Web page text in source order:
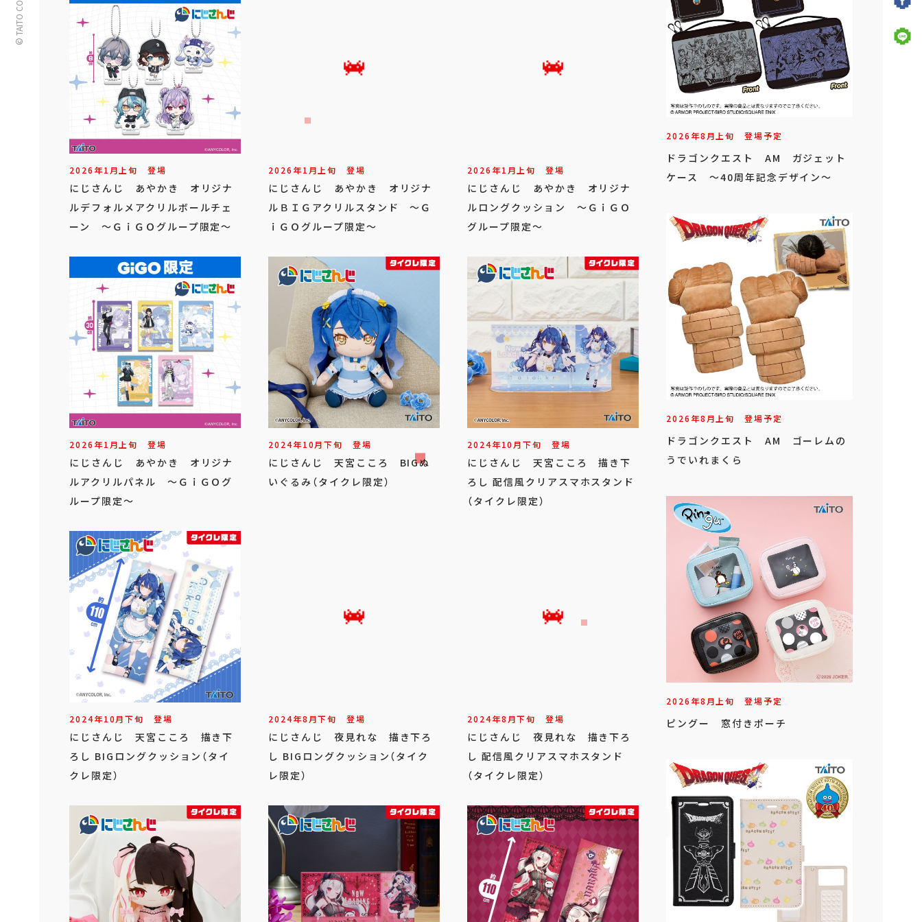
2026年1月上旬 登場
にじさんじ あやかき オリジナ
ルデフォルメアクリルボールチェ
ーン ～ＧｉＧＯグループ限定～
2026年1月上旬 登場
にじさんじ あやかき オリジナ
ルＢＩＧアクリルスタンド ～Ｇ
ｉＧＯグループ限定～
2026年1月上旬 登場
にじさんじ あやかき オリジナ
ルロングクッション ～ＧｉＧＯ
グループ限定～
2026年1月上旬 登場
にじさんじ あやかき オリジナ
ルアクリルパネル ～ＧｉＧＯグ
ループ限定～
2024年10月下旬 登場
にじさんじ 天宮こころ BIGぬ
いぐるみ（タイクレ限定）
2024年10月下旬 登場
にじさんじ 天宮こころ 描き下
ろし 配信風クリアスマホスタンド
（タイクレ限定）
2024年10月下旬 登場
にじさんじ 天宮こころ 描き下
ろし BIGロングクッション（タイ
クレ限定）
2024年8月下旬 登場
にじさんじ 夜見れな 描き下ろ
し BIGロングクッション（タイク
レ限定）
2024年8月下旬 登場
にじさんじ 夜見れな 描き下ろ
し 配信風クリアスマホスタンド
（タイクレ限定）
2026年8月上旬 登場予定
ドラゴンクエスト AM ガジェット
ケース ～40周年記念デザイン～
2026年8月上旬 登場予定
ドラゴンクエスト AM ゴーレムの
うでいれまくら
2026年8月上旬 登場予定
ピングー 窓付きポーチ